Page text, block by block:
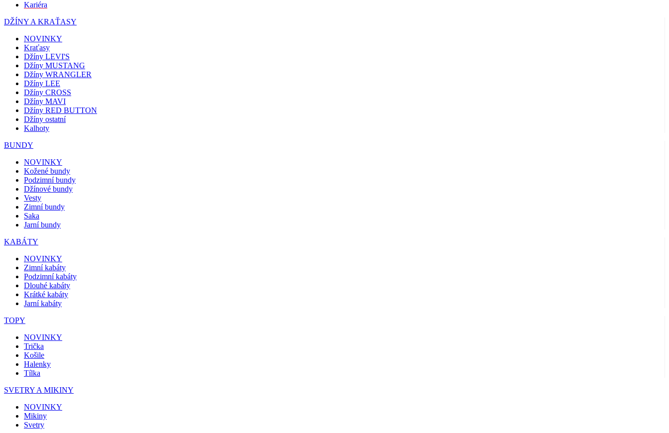
Kariéra
DŽÍNY A KRAŤASY
NOVINKY
Kraťasy
Džíny LEVI'S
Džíny MUSTANG
Džíny WRANGLER
Džíny LEE
Džíny CROSS
Džíny MAVI
Džíny RED BUTTON
Džíny ostatní
Kalhoty
BUNDY
NOVINKY
Kožené bundy
Podzimní bundy
Džínové bundy
Vesty
Zimní bundy
Saka
Jarní bundy
KABÁTY
NOVINKY
Zimní kabáty
Podzimní kabáty
Dlouhé kabáty
Krátké kabáty
Jarní kabáty
TOPY
NOVINKY
Trička
Košile
Halenky
Tílka
SVETRY A MIKINY
NOVINKY
Mikiny
Svetry